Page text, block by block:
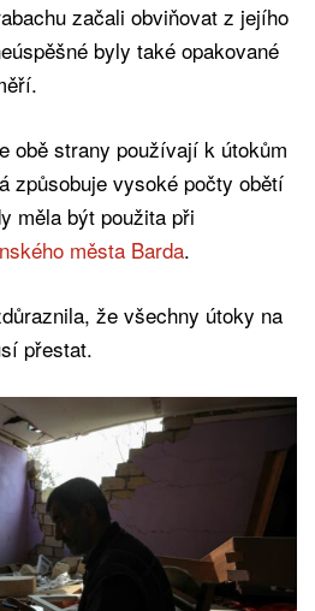
začali obviňovat z jejího
byly také opakované
obě strany používají k útokům
způsobuje vysoké počty obětí
měla být použita při
města Barda.
že všechny útoky na
přestat.